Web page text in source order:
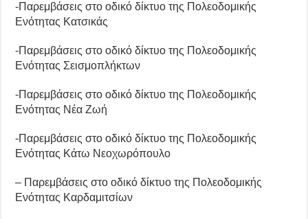
-Παρεμβάσεις στο οδικό δίκτυο της Πολεοδομικής
Ενότητας Κατσικάς
-Παρεμβάσεις στο οδικό δίκτυο της Πολεοδομικής
Ενότητας Σεισμοπλήκτων
-Παρεμβάσεις στο οδικό δίκτυο της Πολεοδομικής
Ενότητας Νέα Ζωή
-Παρεμβάσεις στο οδικό δίκτυο της Πολεοδομικής
Ενότητας Κάτω Νεοχωρόπουλο
– Παρεμβάσεις στο οδικό δίκτυο της Πολεοδομικής
Ενότητας Καρδαμιτσίων